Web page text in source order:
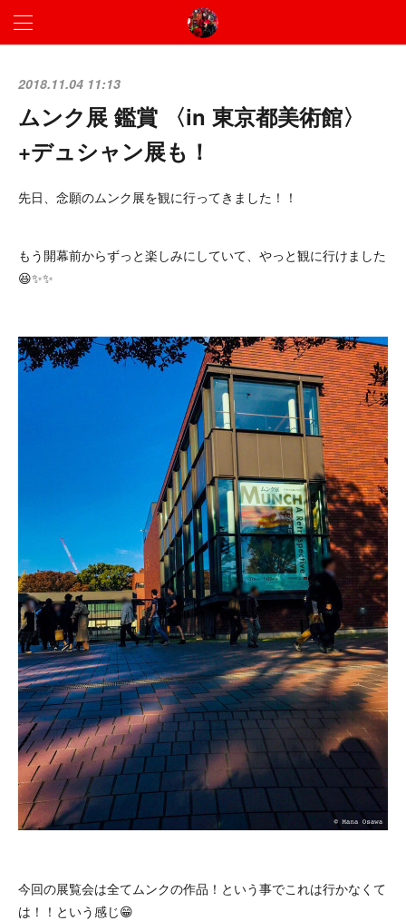
2018.11.04 11:13
ムンク展 鑑賞 〈in 東京都美術館〉
+デュシャン展も！
先日、念願のムンク展を観に行ってきました！！
もう開幕前からずっと楽しみにしていて、やっと観に行けました
😆✨✨
今回の展覧会は全てムンクの作品！という事でこれは行かなくて
は！！という感じ😁